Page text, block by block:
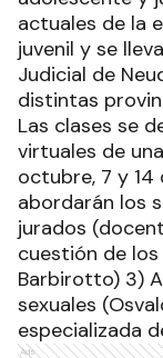
actuales de la
juvenil y se
Judicial de
distintas
Las clases se
virtuales de
octubre, 7 y 14
abordarán los
jurados
cuestión de
Barbirotto) 3)
sexuales
especializada
Ads